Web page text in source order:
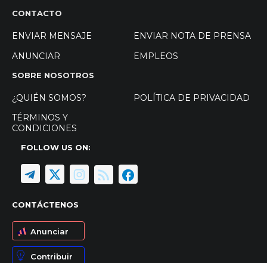
CONTACTO
ENVIAR MENSAJE
ENVIAR NOTA DE PRENSA
ANUNCIAR
EMPLEOS
SOBRE NOSOTROS
¿QUIÉN SOMOS?
POLÍTICA DE PRIVACIDAD
TÉRMINOS Y
CONDICIONES
FOLLOW US ON:
CONTÁCTENOS
Anunciar
Contribuir